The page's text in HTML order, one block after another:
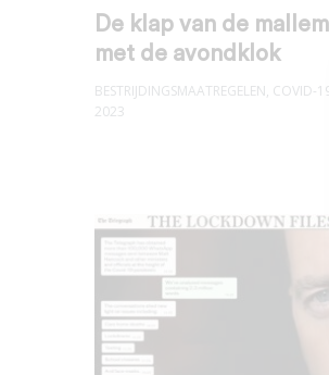
De klap van de
met de avondklok
BESTRIJDINGSMAATREGELEN, COVID-
2023